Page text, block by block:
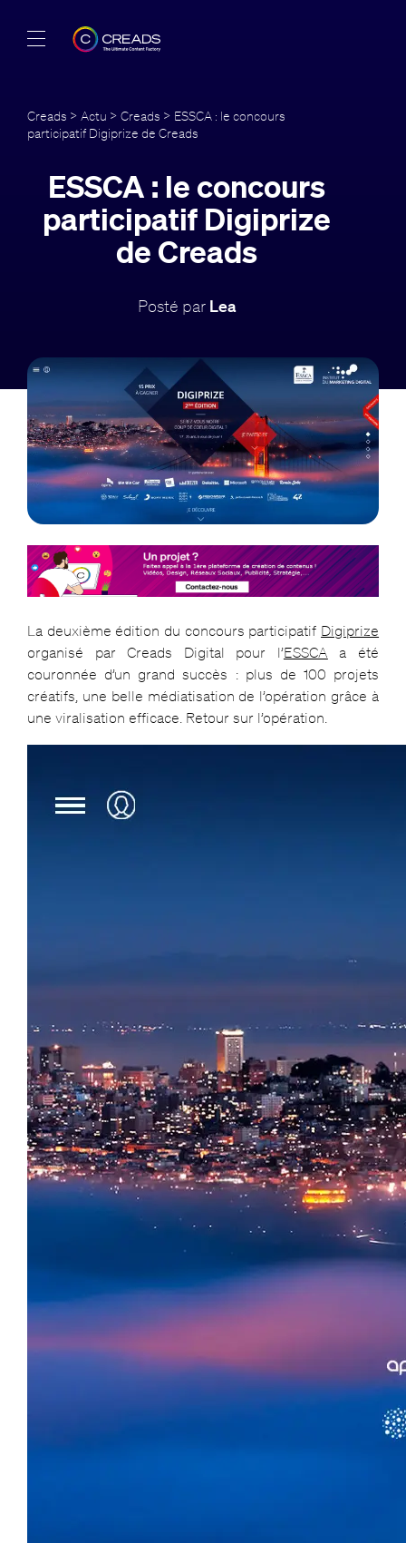
Offres
À propos
Guide
Creads > Actu > Creads > ESSCA : le concours
participatif Digiprize de Creads
ESSCA : le concours
participatif Digiprize
de Creads
Posté par Lea
La deuxième édition du concours participatif Digiprize
organisé par Creads Digital pour l’ESSCA a été
couronnée d’un grand succès : plus de 100 projets
créatifs, une belle médiatisation de l’opération grâce à
une viralisation efficace. Retour sur l’opération.